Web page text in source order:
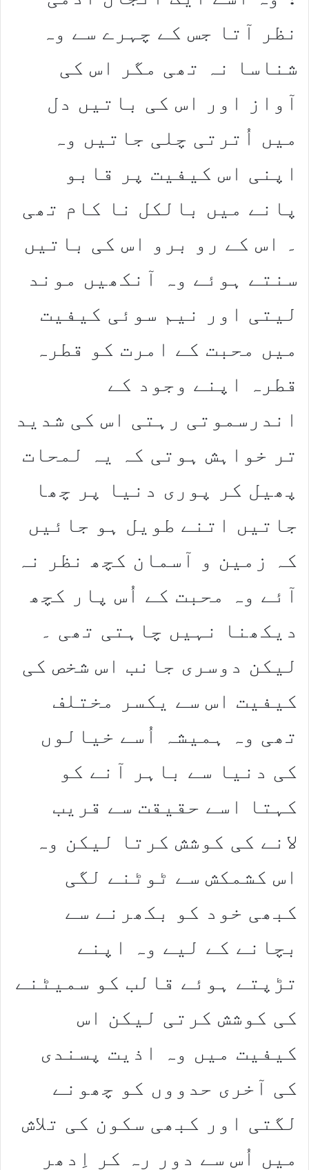
نظر آتا جس کے چہرے سے وہ
شناسا نہ تھی مگر اس کی
آواز اور اس کی باتیں دل
میں اُترتی چلی جاتیں وہ
اپنی اس کیفیت پر قابو
پانے میں بالکل نا کام تھی
۔ اس کے رو برو اس کی باتیں
سنتے ہوئے وہ آنکھیں موند
لیتی اور نیم سوئی کیفیت
میں محبت کے امرت کو قطرہ
قطرہ اپنے وجود کے
اندرسموتی رہتی اس کی شدید
تر خواہش ہوتی کہ یہ لمحات
پھیل کر پوری دنیا پر چھا
جاتیں اتنے طویل ہو جائیں
کہ زمین و آسمان کچھ نظر نہ
آئے وہ محبت کے اُس پار کچھ
دیکھنا نہیں چاہتی تھی ۔
لیکن دوسری جانب اس شخص کی
کیفیت اس سے یکسر مختلف
تھی وہ ہمیشہ اُسے خیالوں
کی دنیا سے باہر آنے کو
کہتا اسے حقیقت سے قریب
لانے کی کوشش کرتا لیکن وہ
اس کشمکش سے ٹوٹنے لگی
کبھی خود کو بکھرنے سے
بچانے کے لیے وہ اپنے
تڑپتے ہوئے قالب کو سمیٹنے
کی کوشش کرتی لیکن اس
کیفیت میں وہ اذیت پسندی
کی آخری حدووں کو چھونے
لگتی اور کبھی سکون کی تلاش
میں اُس سے دور رہ کر اِدھر